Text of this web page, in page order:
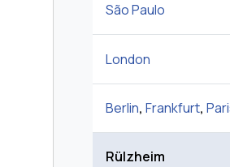
São Paulo
London
Berlin, Frankfurt,
Rülzheim